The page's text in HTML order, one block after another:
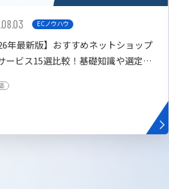
ECノウハウ
年最新版】おすすめネットショップ
ービス15選比較！基礎知識や選定基